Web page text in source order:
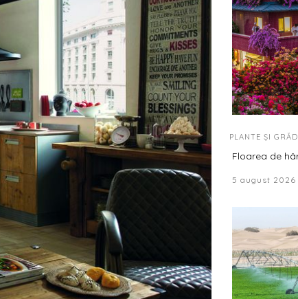
PLANTE ȘI
Floarea de
5 august 2026